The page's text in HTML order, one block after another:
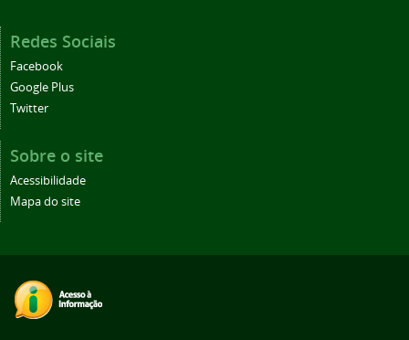
Redes Sociais
Facebook
Google Plus
Twitter
Sobre o site
Acessibilidade
Mapa do site